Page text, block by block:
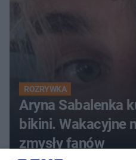
ROZRYWKA
Aryna Sabalenka
bikini. Wakacyjne
zmysły fanów